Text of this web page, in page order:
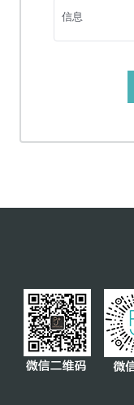
树脂补牙
根面平整及刮治
复杂拔牙
全口或部分义齿
牙冠及牙桥
智齿拔除
信息